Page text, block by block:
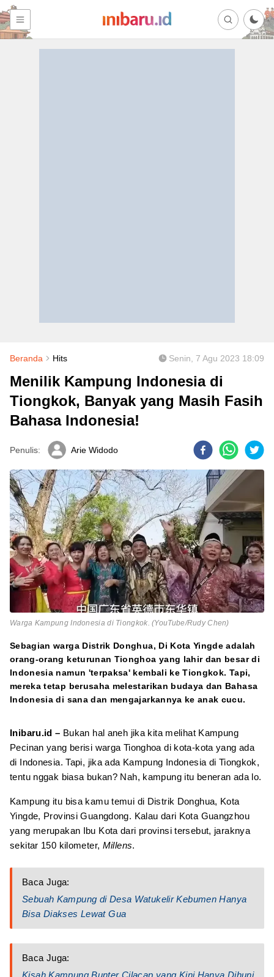
Beranda Hits Senin, 7 Agu 2023 18:09
Menilik Kampung Indonesia di
Tiongkok, Banyak yang Masih Fasih
Bahasa Indonesia!
Penulis: Arie Widodo
Warga Kampung Indonesia di Tiongkok. (YouTube/Rudy Chen)
Sebagian warga Distrik Donghua, Di Kota Yingde adalah
orang-orang keturunan Tionghoa yang lahir dan besar di
Indonesia namun 'terpaksa' kembali ke Tiongkok. Tapi,
mereka tetap berusaha melestarikan budaya dan Bahasa
Indonesia di sana dan mengajarkannya ke anak cucu.
Inibaru.id – Bukan hal aneh jika kita melihat Kampung
Pecinan yang berisi warga Tionghoa di kota-kota yang ada
di Indonesia. Tapi, jika ada Kampung Indonesia di Tiongkok,
tentu nggak biasa bukan? Nah, kampung itu beneran ada lo.
Kampung itu bisa kamu temui di Distrik Donghua, Kota
Yingde, Provinsi Guangdong. Kalau dari Kota Guangzhou
yang merupakan Ibu Kota dari provinsi tersebut, jaraknya
sekitar 150 kilometer, Millens.
Baca Juga:
Sebuah Kampung di Desa Watukelir Kebumen Hanya
Bisa Diakses Lewat Gua
Baca Juga:
Kisah Kampung Bunter Cilacap yang Kini Hanya Dihuni